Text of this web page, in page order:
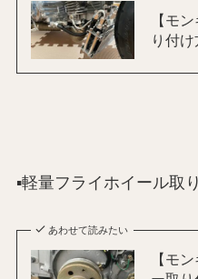
【モ
り付
▪️軽量フライホイール取
あわせて読みたい
【モ